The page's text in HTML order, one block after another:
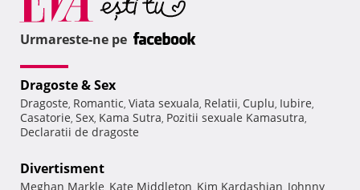
Urmareste-ne pe
Dragoste & Sex
Dragoste, Romantic, Viata sexuala, Relatii, Cuplu, Iubire,
Casatorie, Sex, Kama Sutra, Pozitii sexuale Kamasutra,
Declaratii de dragoste
Divertisment
Meghan Markle, Kate Middleton, Kim Kardashian, Johnny